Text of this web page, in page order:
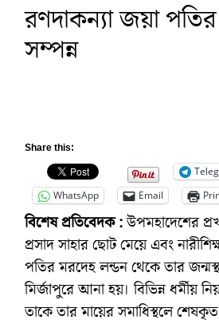
রণদাকন্যা জয়া
সম্পন্ন
Share this:
WhatsApp
Email
বিশেষ প্রতিবেদক :উপমহাদেশের
প্রসাদ সাহার ছোট মেয়ে এবং
পতির মরদেহ লন্ডন থেকে তার
মির্জাপুরে আনা হয়। বিভিন্ন ধর্মীয়
তাকে তার মায়ের সমাধিস্থলে